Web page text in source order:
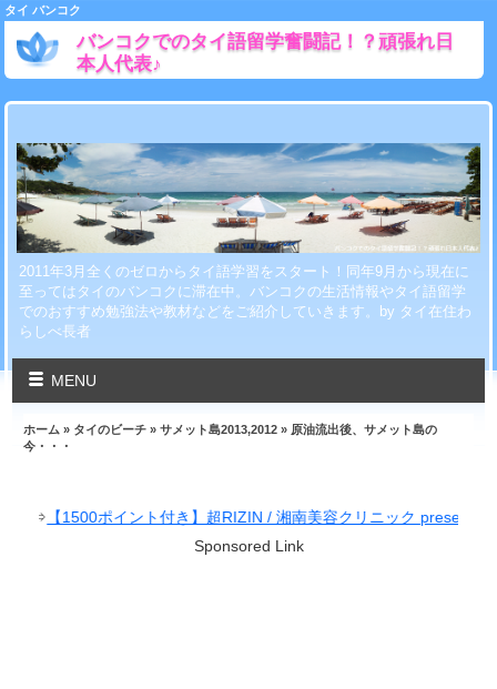
タイ バンコク
バンコクでのタイ語留学奮闘記！？頑張れ日
本人代表♪
2011年3月全くのゼロからタイ語学習をスタート！同年9月から現在に
至ってはタイのバンコクに滞在中。バンコクの生活情報やタイ語留学
でのおすすめ勉強法や教材などをご紹介していきます。by タイ在住わ
らしべ長者
MENU
ホーム » タイのビーチ »サメット島2013,2012 » 原油流出後、サメット島の
今・・・
ント付き】超RIZIN / 湘南美容クリニック presents RIZIN.38
Sponsored Link